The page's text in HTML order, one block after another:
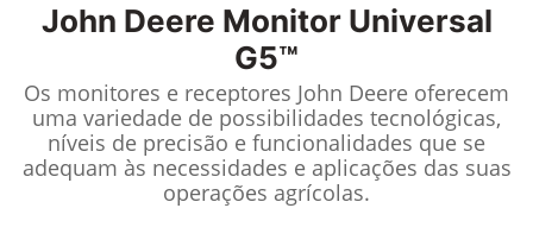
John Deere Monitor Universal
G5™
Os monitores e receptores John Deere oferecem
uma variedade de possibilidades tecnológicas,
níveis de precisão e funcionalidades que se
adequam às necessidades e aplicações das suas
operações agrícolas.